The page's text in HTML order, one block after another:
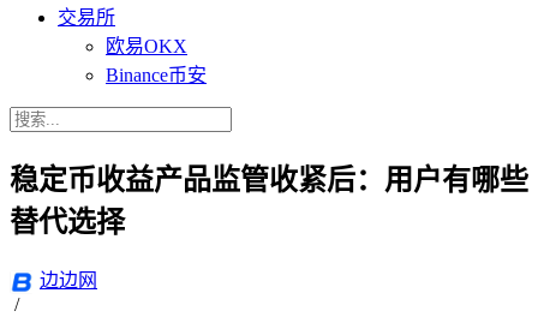
交易所
欧易OKX
Binance币安
稳定币收益产品监管收紧后：用户有哪些
替代选择
边边网
/